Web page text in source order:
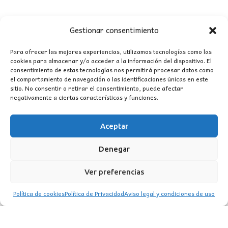
Gestionar consentimiento
Para ofrecer las mejores experiencias, utilizamos tecnologías como las
cookies para almacenar y/o acceder a la información del dispositivo. El
consentimiento de estas tecnologías nos permitirá procesar datos como
el comportamiento de navegación o las identificaciones únicas en este
sitio. No consentir o retirar el consentimiento, puede afectar
negativamente a ciertas características y funciones.
Aceptar
Denegar
Ver preferencias
Política de cookiesPolítica de PrivacidadAviso legal y condiciones de uso
CONTACTO
MI CUENTA